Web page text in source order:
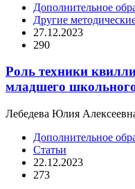
Дополнительное
Другие
27.12.2023
290
Роль техники
младшего
Лебедева Юлия
Дополнительное
Статьи
22.12.2023
273